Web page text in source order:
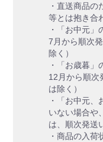
・直送商品
等とは抱き合
・「お中元」
7月から順次
除く）
・「お歳暮」
12月から順次
は除く）
・「お中元
いない場合や
は、順次発送
・商品の入